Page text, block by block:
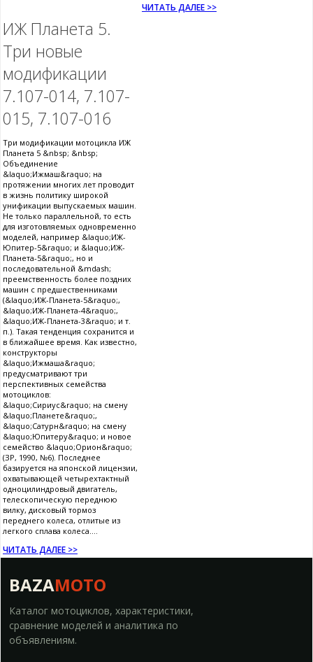
ЧИТАТЬ ДАЛЕЕ >>
ИЖ Планета 5.
Три новые
модификации
7.107-014, 7.107-
015, 7.107-016
Три модификации мотоцикла ИЖ
Планета 5 &nbsp; &nbsp;
Объединение
&laquo;Ижмаш&raquo; на
протяжении многих лет проводит
в жизнь политику широкой
унификации выпускаемых машин.
Не только параллельной, то есть
для изготовляемых одновременно
моделей, например &laquo;ИЖ-
Юпитер-5&raquo; и &laquo;ИЖ-
Планета-5&raquo;, но и
последовательной &mdash;
преемственность более поздних
машин с предшественниками
(&laquo;ИЖ-Планета-5&raquo;,
&laquo;ИЖ-Планета-4&raquo;,
&laquo;ИЖ-Планета-3&raquo; и т.
п.). Такая тенденция сохранится и
в ближайшее время. Как известно,
конструкторы
&laquo;Ижмаша&raquo;
предусматривают три
перспективных семейства
мотоциклов:
&laquo;Сириус&raquo; на смену
&laquo;Планете&raquo;,
&laquo;Сатурн&raquo; на смену
&laquo;Юпитеру&raquo; и новое
семейство &laquo;Орион&raquo;
(ЗР, 1990, №6). Последнее
базируется на японской лицензии,
охватывающей четырехтактный
одноцилиндровый двигатель,
телескопическую переднюю
вилку, дисковый тормоз
переднего колеса, отлитые из
легкого сплава колеса....
ЧИТАТЬ ДАЛЕЕ >>
BAZAMOTO
Каталог мотоциклов, характеристики,
сравнение моделей и аналитика по
объявлениям.